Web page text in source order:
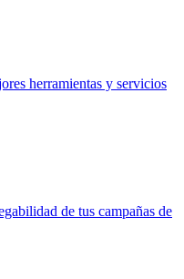
herramientas y servicios
de tus campañas de